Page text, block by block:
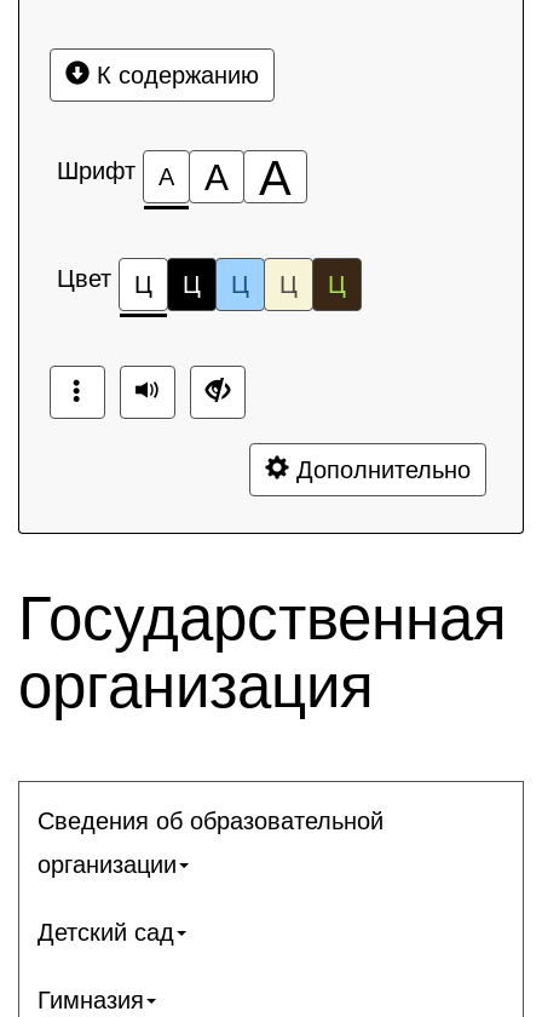
К содержанию
Шрифт А А А
Цвет Ц Ц Ц Ц Ц
Дополнительно
Государственная
организация
Сведения об образовательной
организации
Детский сад
Гимназия